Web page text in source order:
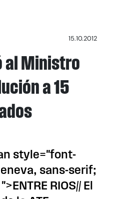
15.10.2012
al Ministro
a 15
style="font-
sans-serif;
RIOS// El